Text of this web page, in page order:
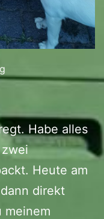
Habe alles
Heute am
direkt
meinem